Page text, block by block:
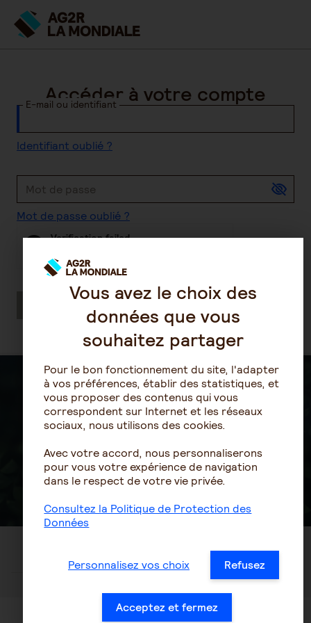
Accéder à votre compte
E-mail ou identifiant
Identifiant oublié ?
Mot de passe
Mot de passe oublié ?
Verification failed
Créer votre compte
AG2R LA MONDIALE
S'inscrire
OU
Vous avez le choix des
données que vous
souhaitez partager
Pour le bon fonctionnement du site, l'adapter
à vos préférences, établir des statistiques, et
vous proposer des contenus qui vous
correspondent sur Internet et les réseaux
sociaux, nous utilisons des cookies.
Avec votre accord, nous personnaliserons
pour vous votre expérience de navigation
dans le respect de votre vie privée.
Consultez la Politique de Protection des
Données
Personnalisez vos choix Refusez
Acceptez et fermez